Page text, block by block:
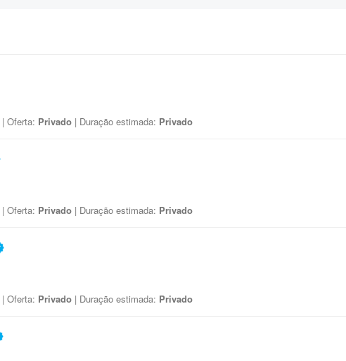
| Oferta: Privado | Duração estimada: Privado
| Oferta: Privado | Duração estimada: Privado
| Oferta: Privado | Duração estimada: Privado